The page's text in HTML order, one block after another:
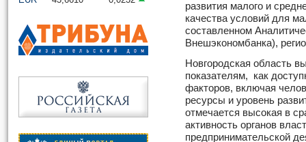
развития малого и
качества условий для
составленном
Внешэкономбанка),
Новгородская область
показателям, как
факторов, включая
ресурсы и уровень
отмечается высокая в
активность органов
предпринимательской